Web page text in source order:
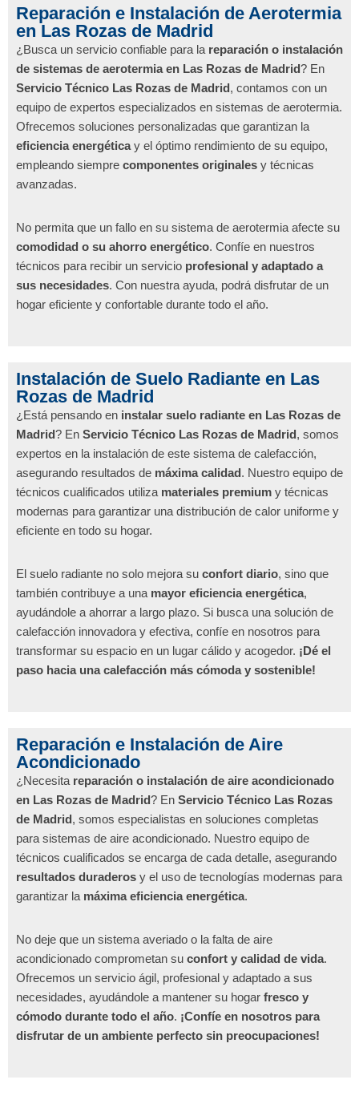
Reparación e Instalación de Aerotermia
en Las Rozas de Madrid
¿Busca un servicio confiable para la reparación o instalación
de sistemas de aerotermia en Las Rozas de Madrid? En
Servicio Técnico Las Rozas de Madrid, contamos con un
equipo de expertos especializados en sistemas de aerotermia.
Ofrecemos soluciones personalizadas que garantizan la
eficiencia energéticay el óptimo rendimiento de su equipo,
empleando siempre componentes originales y técnicas
avanzadas.
No permita que un fallo en su sistema de aerotermia afecte su
comodidad o su ahorro energético. Confíe en nuestros
técnicos para recibir un servicio profesional y adaptado a
sus necesidades. Con nuestra ayuda, podrá disfrutar de un
hogar eficiente y confortable durante todo el año.
Instalación de Suelo Radiante en Las
Rozas de Madrid
¿Está pensando en instalar suelo radiante en Las Rozas de
Madrid? En Servicio Técnico Las Rozas de Madrid, somos
expertos en la instalación de este sistema de calefacción,
asegurando resultados de máxima calidad. Nuestro equipo de
técnicos cualificados utiliza materiales premium y técnicas
modernas para garantizar una distribución de calor uniforme y
eficiente en todo su hogar.
El suelo radiante no solo mejora su confort diario, sino que
también contribuye a una mayor eficiencia energética,
ayudándole a ahorrar a largo plazo. Si busca una solución de
calefacción innovadora y efectiva, confíe en nosotros para
transformar su espacio en un lugar cálido y acogedor. ¡Dé el
paso hacia una calefacción más cómoda y sostenible!
Reparación e Instalación de Aire
Acondicionado
¿Necesita reparación o instalación de aire acondicionado
en Las Rozas de Madrid? En Servicio Técnico Las Rozas
de Madrid, somos especialistas en soluciones completas
para sistemas de aire acondicionado. Nuestro equipo de
técnicos cualificados se encarga de cada detalle, asegurando
resultados duraderos y el uso de tecnologías modernas para
garantizar la máxima eficiencia energética.
No deje que un sistema averiado o la falta de aire
acondicionado comprometan su confort y calidad de vida.
Ofrecemos un servicio ágil, profesional y adaptado a sus
necesidades, ayudándole a mantener su hogar fresco y
cómodo durante todo el año. ¡Confíe en nosotros para
disfrutar de un ambiente perfecto sin preocupaciones!